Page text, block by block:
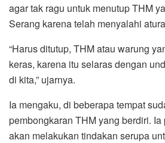
agar tak ragu untuk menutup THM
Serang karena telah menyalahi
“Harus ditutup, THM atau warung
keras, karena itu selaras dengan
di kita,” ujarnya.
Ia mengaku, di beberapa tempat
pembongkaran THM yang berdiri.
akan melakukan tindakan serupa